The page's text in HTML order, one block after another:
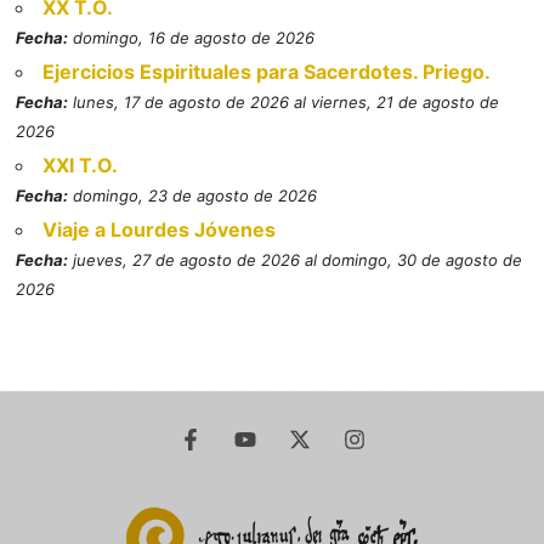
XX T.O.
Fecha: domingo, 16 de agosto de 2026
Ejercicios Espirituales para Sacerdotes. Priego.
Fecha: lunes, 17 de agosto de 2026 al viernes, 21 de agosto de
2026
XXI T.O.
Fecha: domingo, 23 de agosto de 2026
Viaje a Lourdes Jóvenes
Fecha: jueves, 27 de agosto de 2026 al domingo, 30 de agosto de
2026